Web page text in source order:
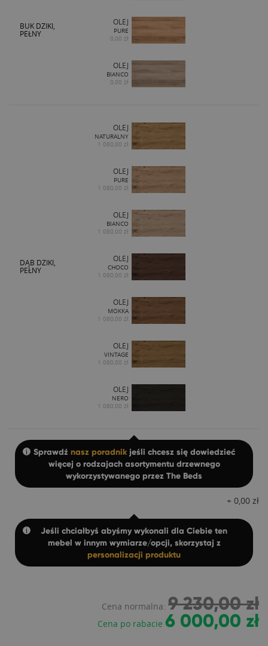
BUK DZIKI,
PEŁNY
OLEJ
PURE
0,00 zł
OLEJ
BIANCO
0,00 zł
DĄB DZIKI,
PEŁNY
OLEJ
NATURALNY
1 080,00 zł
OLEJ
PURE
1 080,00 zł
OLEJ
BIANCO
1 080,00 zł
OLEJ
CHOCO
1 080,00 zł
OLEJ
MOKKA
1 080,00 zł
OLEJ
VINTAGE
1 080,00 zł
OLEJ
NERO
1 080,00 zł
Sprawdź nasz poradnikjeśli chcesz się dowiedzieć
więcej o rodzajach asortymentu drzewnego
wykorzystywanego przez The Beds
+ 0,00 zł
Jeśli chciałbyś abyśmy wykonali dla Ciebie ten
mebel w innym wymiarze/opcji, skorzystaj z
personalizacji produktu
Cena normalna: 9 230,00 zł
Cena po rabacie 6 000,00 zł